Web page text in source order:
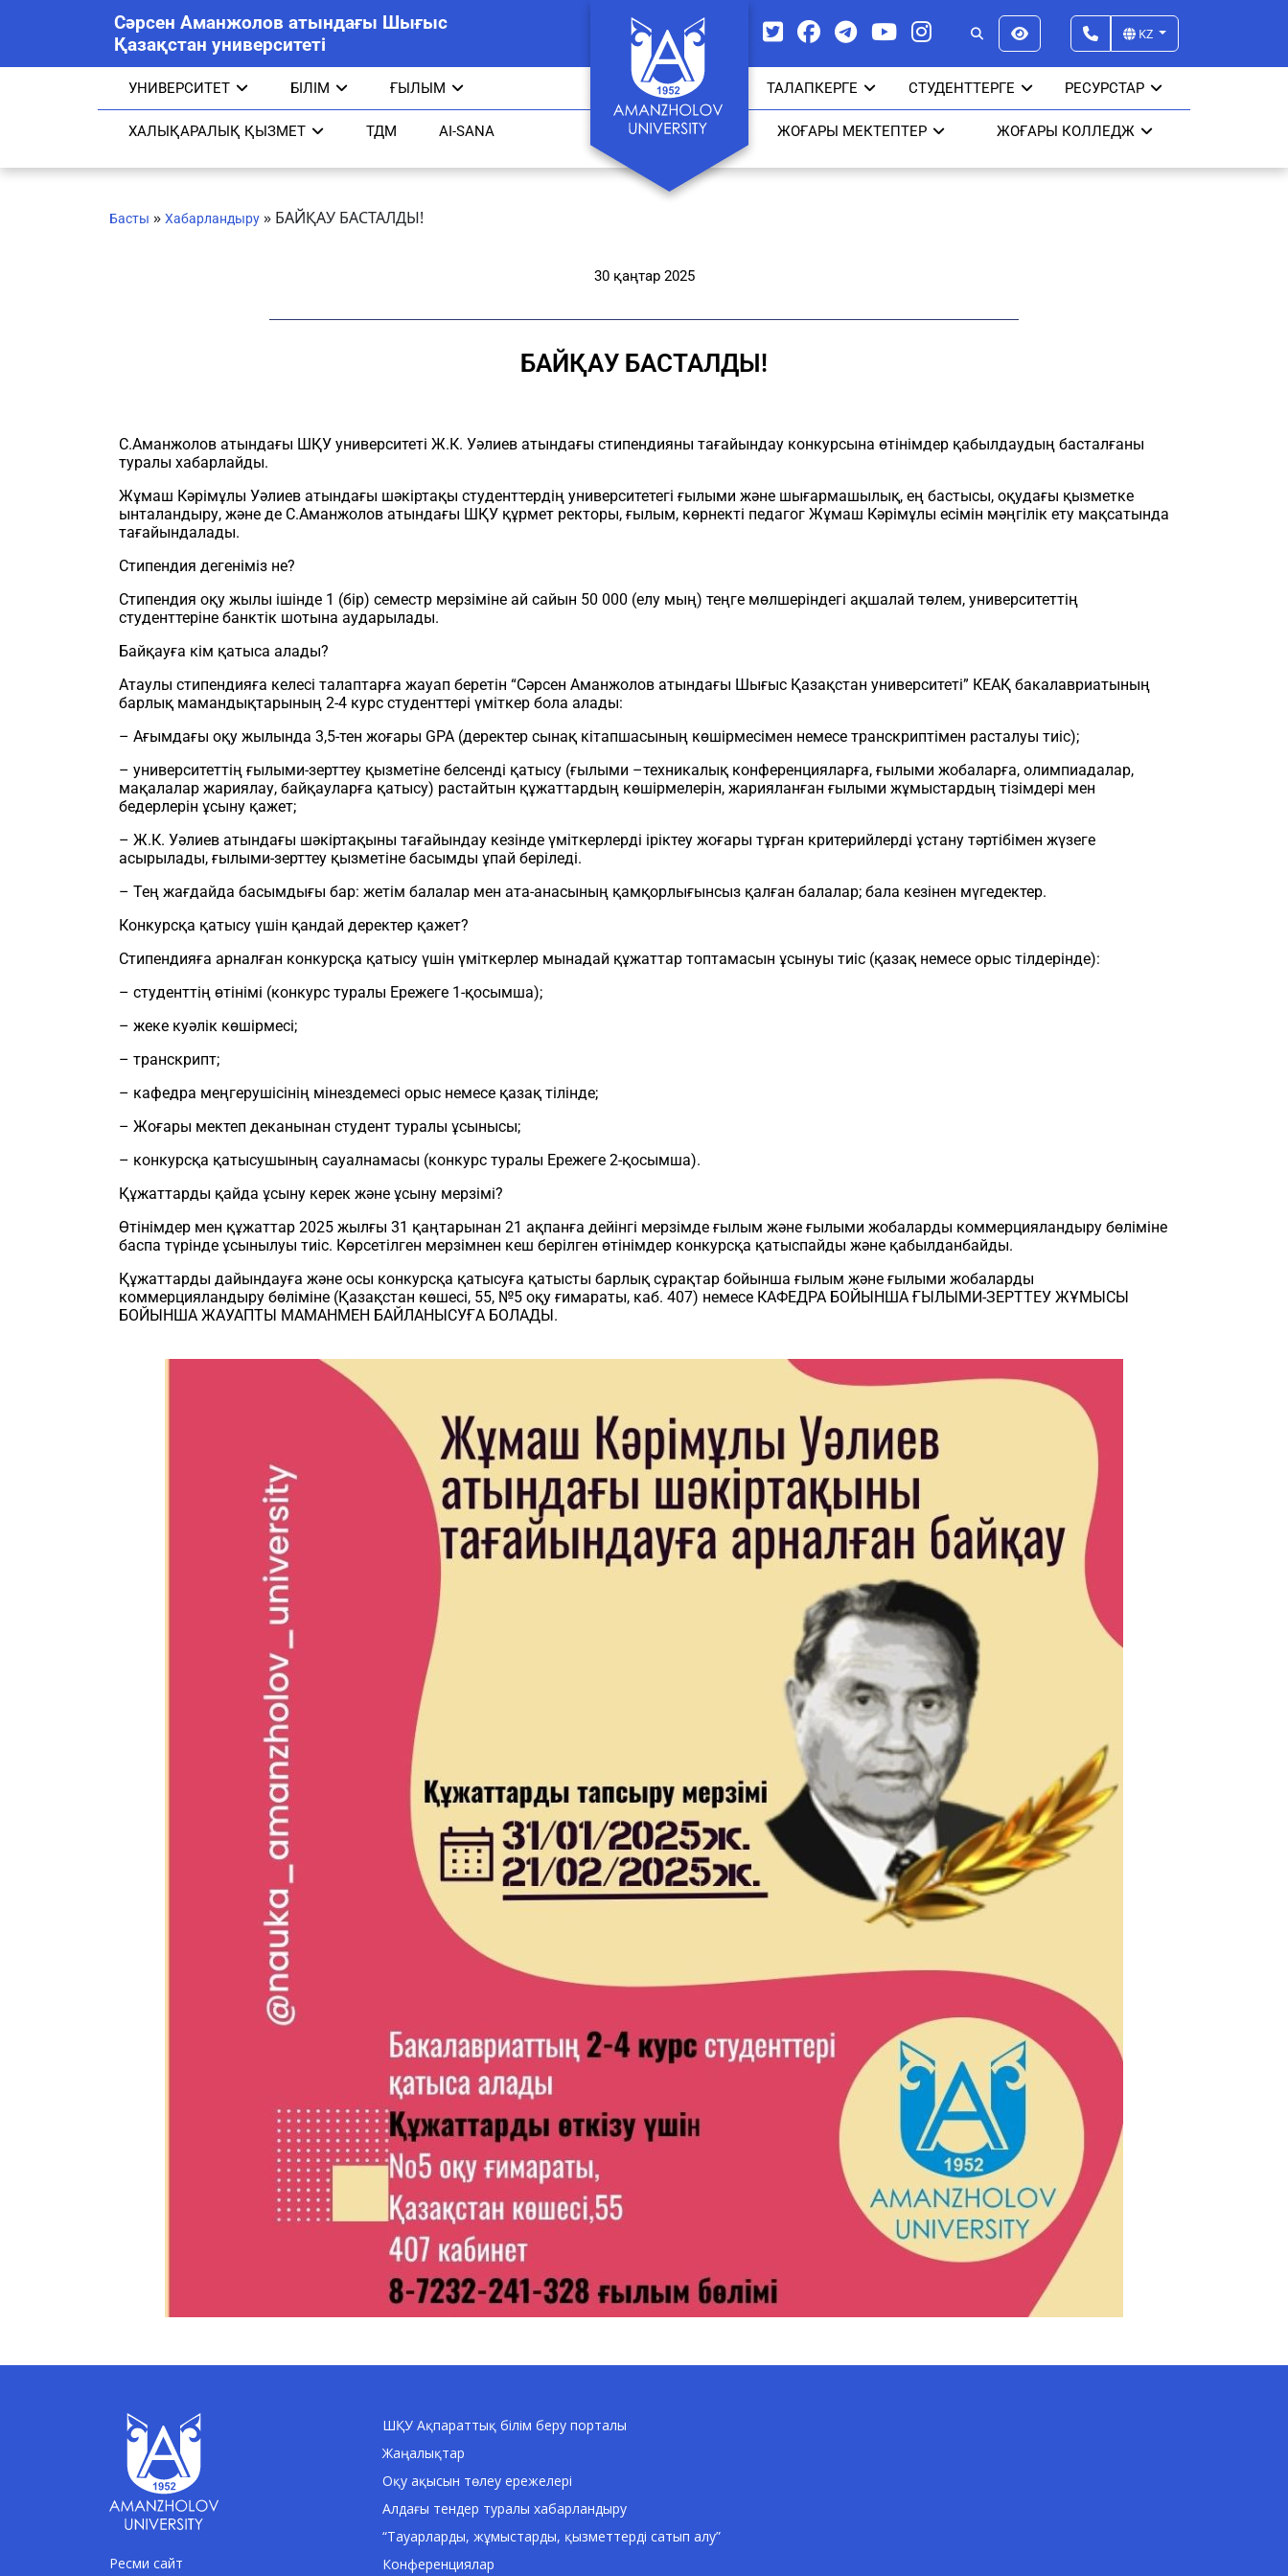
Сәрсен Аманжолов атындағы Шығыс
Қазақстан университеті
KZ
УНИВЕРСИТЕТ БІЛІМ ҒЫЛЫМ ТАЛАПКЕРГЕ СТУДЕНТТЕРГЕ РЕСУРСТАР
ХАЛЫҚАРАЛЫҚ ҚЫЗМЕТ ТДМ AI-SANA ЖОҒАРЫ МЕКТЕПТЕР ЖОҒАРЫ КОЛЛЕДЖ
Басты » Хабарландыру » БАЙҚАУ БАСТАЛДЫ!
30 қаңтар 2025
БАЙҚАУ БАСТАЛДЫ!
С.Аманжолов атындағы ШҚУ университеті Ж.К. Уәлиев атындағы стипендияны тағайындау конкурсына өтінімдер қабылдаудың басталғаны
туралы хабарлайды.
Жұмаш Кәрімұлы Уәлиев атындағы шәкіртақы студенттердің университетегі ғылыми және шығармашылық, ең бастысы, оқудағы қызметке
ынталандыру, және де С.Аманжолов атындағы ШҚУ құрмет ректоры, ғылым, көрнекті педагог Жұмаш Кәрімұлы есімін мәңгілік ету мақсатында
тағайындалады.
Стипендия дегеніміз не?
Стипендия оқу жылы ішінде 1 (бір) семестр мерзіміне ай сайын 50 000 (елу мың) теңге мөлшеріндегі ақшалай төлем, университеттің
студенттеріне банктік шотына аударылады.
Байқауға кім қатыса алады?
Атаулы стипендияға келесі талаптарға жауап беретін “Сәрсен Аманжолов атындағы Шығыс Қазақстан университеті” КЕАҚ бакалавриатының
барлық мамандықтарының 2-4 курс студенттері үміткер бола алады:
– Ағымдағы оқу жылында 3,5-тен жоғары GPA (деректер сынақ кітапшасының көшірмесімен немесе транскриптімен расталуы тиіс);
– университеттің ғылыми-зерттеу қызметіне белсенді қатысу (ғылыми –техникалық конференцияларға, ғылыми жобаларға, олимпиадалар,
мақалалар жариялау, байқауларға қатысу) растайтын құжаттардың көшірмелерін, жарияланған ғылыми жұмыстардың тізімдері мен
бедерлерін ұсыну қажет;
– Ж.К. Уәлиев атындағы шәкіртақыны тағайындау кезінде үміткерлерді іріктеу жоғары тұрған критерийлерді ұстану тәртібімен жүзеге
асырылады, ғылыми-зерттеу қызметіне басымды ұпай беріледі.
– Тең жағдайда басымдығы бар: жетім балалар мен ата-анасының қамқорлығынсыз қалған балалар; бала кезінен мүгедектер.
Конкурсқа қатысу үшін қандай деректер қажет?
Стипендияға арналған конкурсқа қатысу үшін үміткерлер мынадай құжаттар топтамасын ұсынуы тиіс (қазақ немесе орыс тілдерінде):
– студенттің өтінімі (конкурс туралы Ережеге 1-қосымша);
– жеке куәлік көшірмесі;
– транскрипт;
– кафедра меңгерушісінің мінездемесі орыс немесе қазақ тілінде;
– Жоғары мектеп деканынан студент туралы ұсынысы;
– конкурсқа қатысушының сауалнамасы (конкурс туралы Ережеге 2-қосымша).
Құжаттарды қайда ұсыну керек және ұсыну мерзімі?
Өтінімдер мен құжаттар 2025 жылғы 31 қаңтарынан 21 ақпанға дейінгі мерзімде ғылым және ғылыми жобаларды коммерцияландыру бөліміне
баспа түрінде ұсынылуы тиіс. Көрсетілген мерзімнен кеш берілген өтінімдер конкурсқа қатыспайды және қабылданбайды.
Құжаттарды дайындауға және осы конкурсқа қатысуға қатысты барлық сұрақтар бойынша ғылым және ғылыми жобаларды
коммерцияландыру бөліміне (Қазақстан көшесі, 55, №5 оқу ғимараты, каб. 407) немесе КАФЕДРА БОЙЫНША ҒЫЛЫМИ-ЗЕРТТЕУ ЖҰМЫСЫ
БОЙЫНША ЖАУАПТЫ МАМАНМЕН БАЙЛАНЫСУҒА БОЛАДЫ.
Ресми сайт
ШҚУ Ақпараттық білім беру порталы
Жаңалықтар
Оқу ақысын төлеу ережелері
Алдағы тендер туралы хабарландыру
“Тауарларды, жұмыстарды, қызметтерді сатып алу”
Конференциялар
Amanzholov University көмекшісі